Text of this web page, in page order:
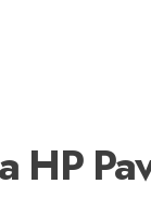
HP